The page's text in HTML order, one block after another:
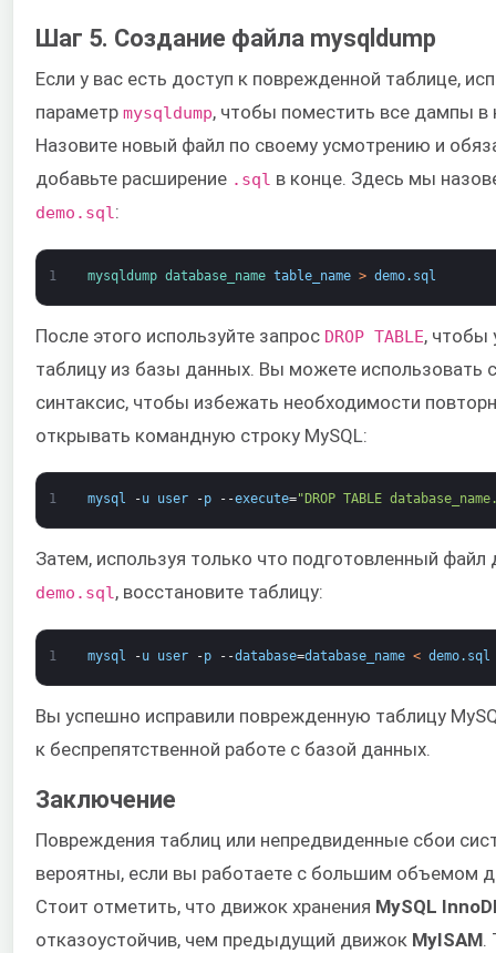
Шаг 5. Создание файла mysqldump
Если у вас есть доступ к поврежденной таблице,
параметр mysqldump, чтобы поместить все дампы в
Назовите новый файл по своему усмотрению и
добавьте расширение .sql в конце. Здесь мы
demo.sql :
1 mysqldump database_name table_name > demo. sql
После этого используйте запрос DROP TABLE, чтобы
таблицу из базы данных. Вы можете использовать
синтаксис, чтобы избежать необходимости
открывать командную строку MySQL:
1 mysql -u user -p --execute="DROP TABLE
Затем, используя только что подготовленный файл
demo.sql , восстановите таблицу:
1 mysql -u user -p --database=database_name < demo. sql
Вы успешно исправили поврежденную таблицу
к беспрепятственной работе с базой данных.
Заключение
Повреждения таблиц или непредвиденные сбои
вероятны, если вы работаете с большим объемом
Стоит отметить, что движок хранения MySQL
отказоустойчив, чем предыдущий движок MyISAM